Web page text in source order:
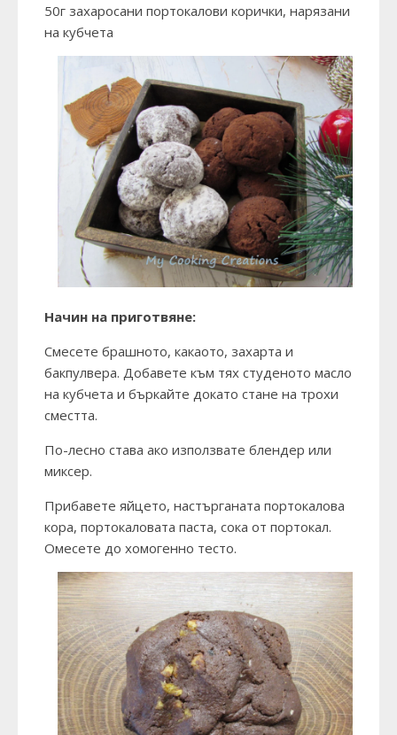
50г захаросани портокалови корички, нарязани
на кубчета
Начин на приготвяне:
Смесете брашното, какаото, захарта и
бакпулвера. Добавете към тях студеното масло
на кубчета и бъркайте докато стане на трохи
сместта.
По-лесно става ако използвате блендер или
миксер.
Прибавете яйцето, настърганата портокалова
кора, портокаловата паста, сока от портокал.
Омесете до хомогенно тесто.